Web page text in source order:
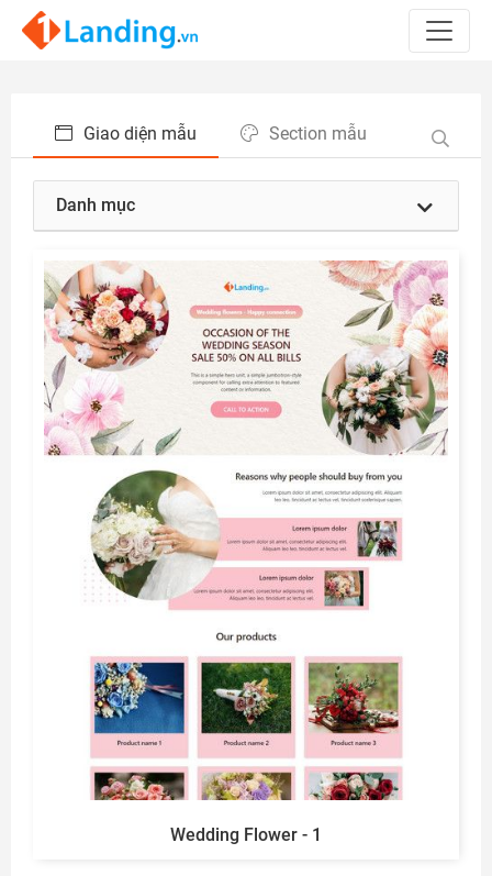
Giao diện mẫu Section mẫu
Danh mục
Wedding Flower - 1